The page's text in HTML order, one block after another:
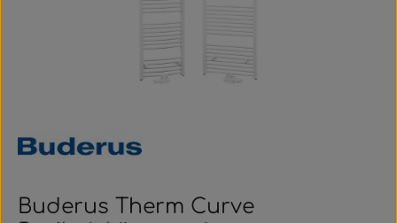
Buderus Therm Curve